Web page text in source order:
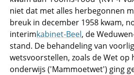
niet dat met alles herbegonnen
breuk in december 1958 kwam,
interimkabinet-Beel, de
stand. De behandeling van
wetsvoorstellen, zoals de Wet op
onderwijs ('Mammoetwet') ging